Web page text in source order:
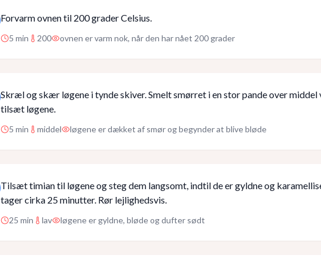
Forvarm ovnen til 200 grader Celsius.
5 min 200 ovnen er varm nok, når den har nået 200 grader
Skræl og skær løgene i tynde skiver. Smelt smørret i en stor pande over middel
tilsæt løgene.
5 min middel løgene er dækket af smør og begynder at blive bløde
Tilsæt timian til løgene og steg dem langsomt, indtil de er gyldne og
tager cirka 25 minutter. Rør lejlighedsvis.
25 min lav løgene er gyldne, bløde og dufter sødt